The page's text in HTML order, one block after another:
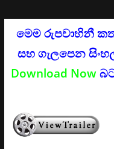
මෙම රුපවාහිනී
සහ ගැලපෙන
Download Now